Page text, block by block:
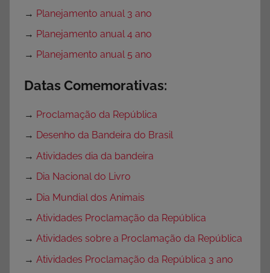
→ Planejamento anual 3 ano
→ Planejamento anual 4 ano
→ Planejamento anual 5 ano
Datas Comemorativas:
→ Proclamação da República
→ Desenho da Bandeira do Brasil
→ Atividades dia da bandeira
→ Dia Nacional do Livro
→ Dia Mundial dos Animais
→ Atividades Proclamação da República
→ Atividades sobre a Proclamação da República
→ Atividades Proclamação da República 3 ano